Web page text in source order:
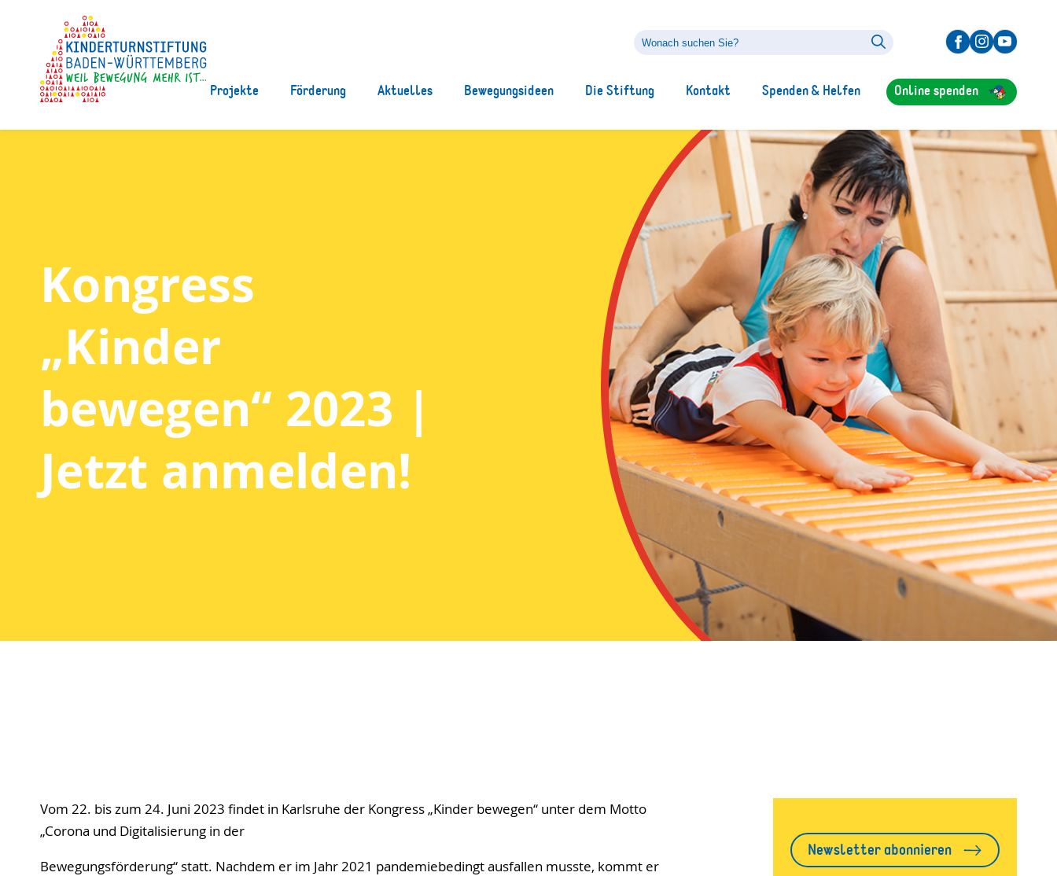
Wonach
suchen
Projekte Förderung Aktuelles Bewegungsideen Die Stiftung Kontakt Spenden & Helfen Online spenden
Kongress
„Kinder
bewegen“ 2023 |
Jetzt anmelden!
Vom 22. bis zum 24. Juni 2023 findet in Karlsruhe der Kongress „Kinder bewegen“ unter dem Motto
„Corona und Digitalisierung in der
Bewegungsförderung“ statt. Nachdem er im Jahr 2021 pandemiebedingt ausfallen musste, kommt er
Newsletter abonnieren